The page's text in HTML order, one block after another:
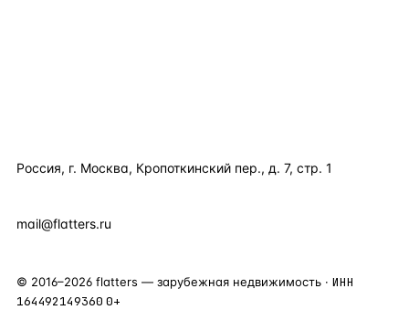
Россия, г. Москва, Кропоткинский пер., д. 7, стр. 1
mail@flatters.ru
© 2016–2026 flatters — зарубежная недвижимость · ИНН
164492149360 0+